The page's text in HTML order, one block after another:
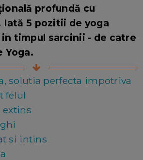
profundă cu
Iată 5 pozitii de yoga
timpul sarcinii - de catre
Yoga.
solutia perfecta impotriva
felul
extins
si intins